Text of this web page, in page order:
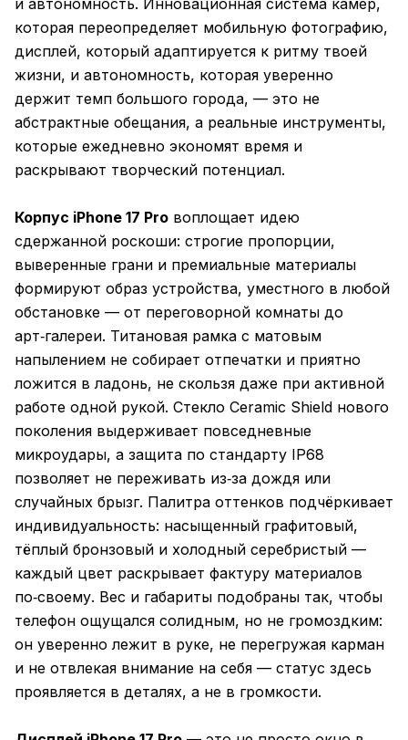
и автономность. Инновационная система камер,
которая переопределяет мобильную фотографию,
дисплей, который адаптируется к ритму твоей
жизни, и автономность, которая уверенно
держит темп большого города, — это не
абстрактные обещания, а реальные инструменты,
которые ежедневно экономят время и
раскрывают творческий потенциал.
Корпус iPhone 17 Pro воплощает идею
сдержанной роскоши: строгие пропорции,
выверенные грани и премиальные материалы
формируют образ устройства, уместного в любой
обстановке — от переговорной комнаты до
арт‑галереи. Титановая рамка с матовым
напылением не собирает отпечатки и приятно
ложится в ладонь, не скользя даже при активной
работе одной рукой. Стекло Ceramic Shield нового
поколения выдерживает повседневные
микроудары, а защита по стандарту IP68
позволяет не переживать из‑за дождя или
случайных брызг. Палитра оттенков подчёркивает
индивидуальность: насыщенный графитовый,
тёплый бронзовый и холодный серебристый —
каждый цвет раскрывает фактуру материалов
по‑своему. Вес и габариты подобраны так, чтобы
телефон ощущался солидным, но не громоздким:
он уверенно лежит в руке, не перегружая карман
и не отвлекая внимание на себя — статус здесь
проявляется в деталях, а не в громкости.